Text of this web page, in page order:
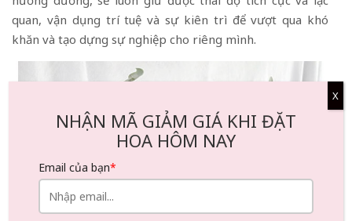
quan, vận dụng trí tuệ và sự kiên trì để vượt qua khó
khăn và tạo dựng sự nghiệp cho riêng mình.
NHẬN MÃ GIẢM GIÁ KHI ĐẶT
HOA HÔM NAY
Email của bạn*
X